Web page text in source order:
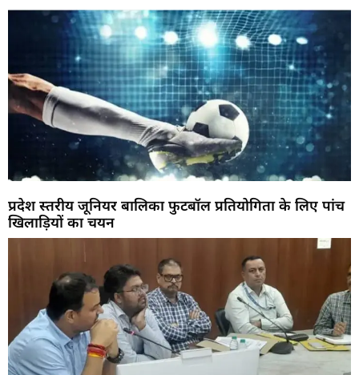
प्रदेश स्तरीय जूनियर बालिका फुटबॉल प्रतियोगिता के लिए पांच
खिलाड़ियों का चयन